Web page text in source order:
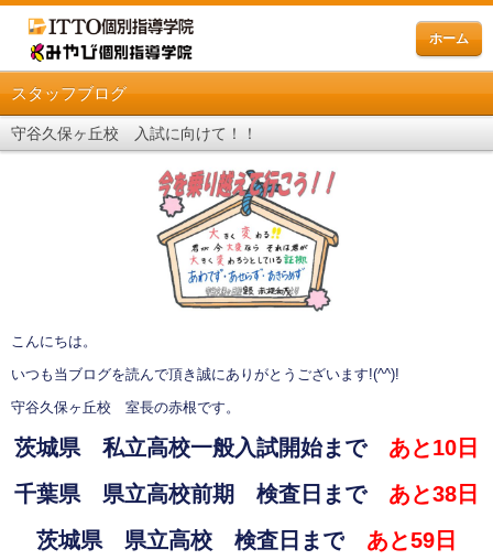
ホーム
スタッフブログ
守谷久保ヶ丘校 入試に向けて！！
こんにちは。
いつも当ブログを読んで頂き誠にありがとうございます!(^^)!
守谷久保ヶ丘校 室長の赤根です。
茨城県 私立高校一般入試開始まで あと10日
千葉県 県立高校前期 検査日まで あと38日
茨城県 県立高校 検査日まで
あと59日